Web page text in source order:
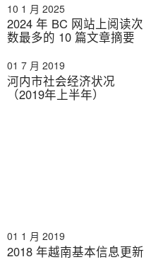
10 1 月 2025
2024 年 BC 网站上阅读次
数最多的 10 篇文章摘要
01 7 月 2019
河内市社会经济状况
（2019年上半年）
01 1 月 2019
2018 年越南基本信息更新